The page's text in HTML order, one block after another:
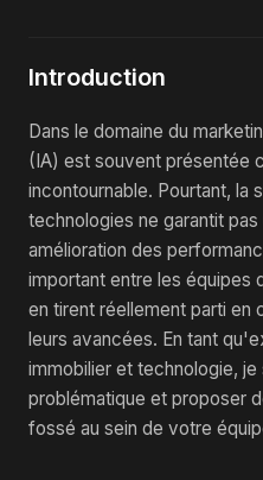
Introduction
Dans le domaine du
(IA) est souvent présentée
incontournable. Pourtant, la
technologies ne garantit
amélioration des
important entre les équipes
en tirent réellement parti en
leurs avancées. En tant
immobilier et technologie,
problématique et proposer
fossé au sein de votre